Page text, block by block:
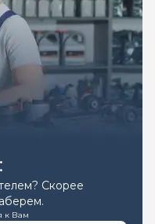
Скорее
к Вам